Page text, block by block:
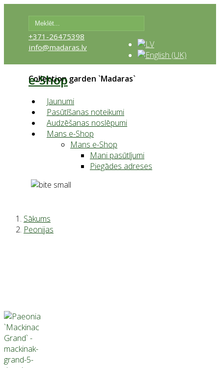
+371-26475398
info@madaras.lv
e-Shop
Collection garden `Madaras`
Jaunumi
Pasūtīšanas noteikumi
Audzēšanas noslēpumi
Mans e-Shop
Mans e-Shop
Mani pasūtījumi
Piegādes adreses
Sākums
Peonijas